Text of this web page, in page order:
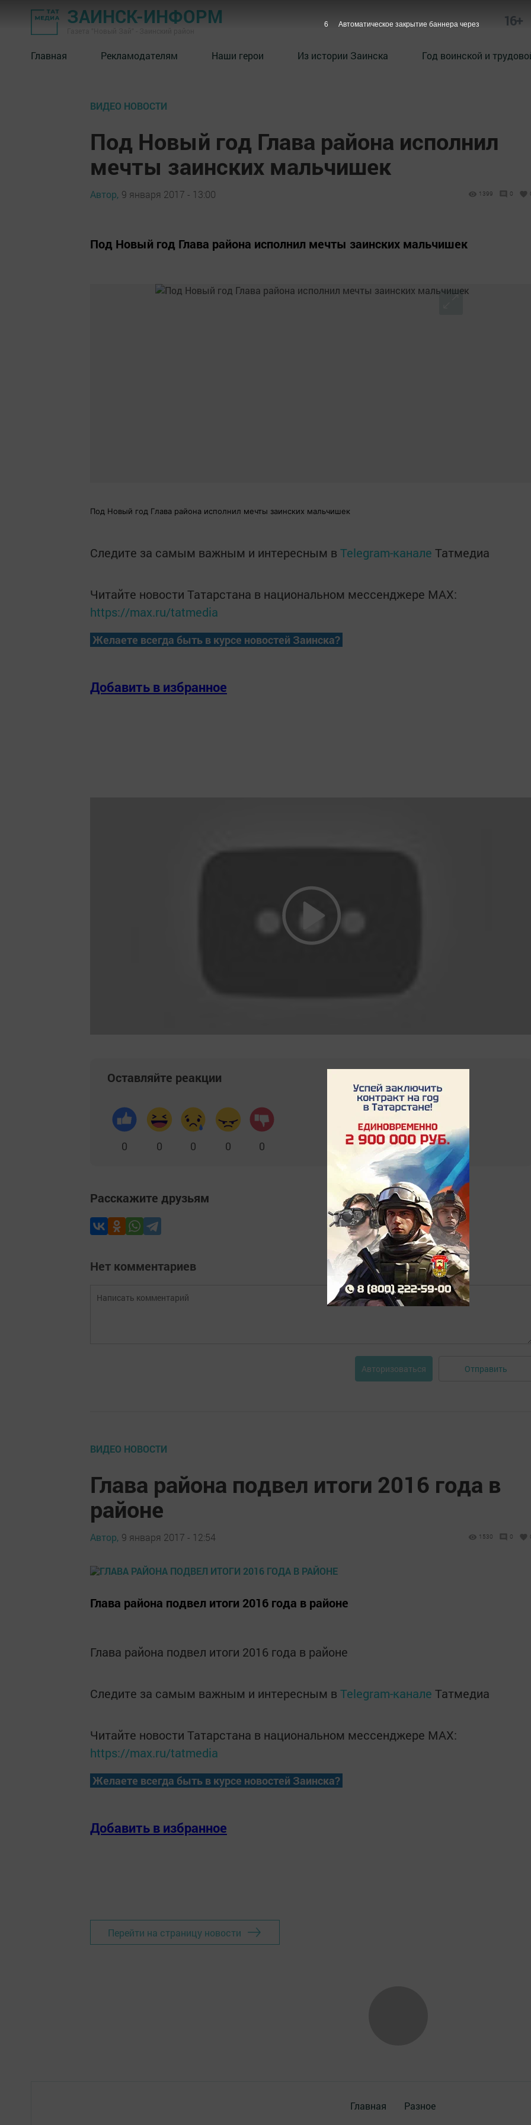
ЗАИНСК-ИНФОРМ 16+
Главная Рекламодателям Наши герои Из истории Заинска Год воинской и
ВИДЕО НОВОСТИ
Под Новый год Глава района исполнил
мечты заинских мальчишек
Автор, 9 января 2017 - 13:00 1399 0
Под Новый год Глава района исполнил мечты заинских мальчишек
Под Новый год Глава района исполнил мечты заинских мальчишек
Следите за самым важным и интересным в Telegram-канале Татмедиа
Читайте новости Татарстана в национальном мессенджере MАХ:
https://max.ru/tatmedia
Желаете всегда быть в курсе новостей Заинска?
Добавить в избранное
Оставляйте реакции
0 0 0 0 0
Расскажите друзьям
Нет комментариев
Авторизоваться Отправить
ВИДЕО НОВОСТИ
Глава района подвел итоги 2016 года в
районе
Автор, 9 января 2017 - 12:54 1530 0
Глава района подвел итоги 2016 года в районе
Глава района подвел итоги 2016 года в районе
Следите за самым важным и интересным в Telegram-канале Татмедиа
Читайте новости Татарстана в национальном мессенджере MАХ:
https://max.ru/tatmedia
Желаете всегда быть в курсе новостей Заинска?
Добавить в избранное
Перейти на страницу новости
Главная Разное
5 Автоматическое закрытие баннера через